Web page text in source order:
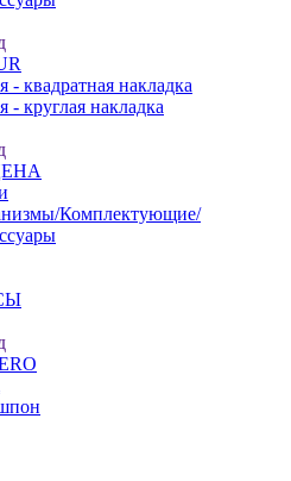
- квадратная накладка
- круглая накладка
Комплектующие/